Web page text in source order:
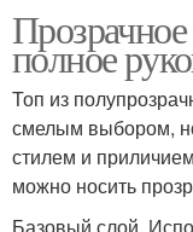
полное
Топ из
смелым выбором,
стилем и
можно носить
Базовый слой.